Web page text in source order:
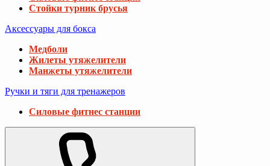
Стойки турник брусья
Аксессуары для бокса
Медболи
Жилеты утяжелители
Манжеты утяжелители
Ручки и тяги для тренажеров
Силовые фитнес станции